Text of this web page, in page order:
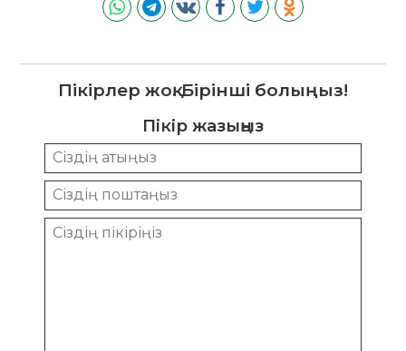
Пікірлер жоқ. Бірінші болыңыз!
Пікір жазыңыз